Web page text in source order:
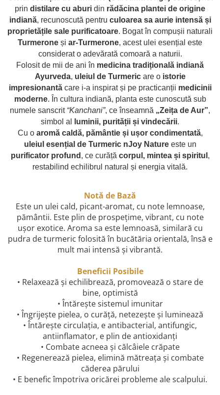
combate Depresia
Imbratiseaza Toamna
Aromele Sarbatorilor de Iarna
Self love* In Asteptarea Soarelui
Pericole_vs_beneficii
prin distilare cu aburi din rădăcina plantei de origine
indiană, recunoscută pentru culoarea sa aurie intensă și
proprietățile sale purificatoare. Bogat în compușii naturali
Turmerone și ar-Turmerone, acest ulei esențial este
considerat o adevărată comoară a naturii.
Folosit de mii de ani în medicina tradițională indiană
Ayurveda, uleiul de Turmericare o istorie
impresionantăcare i-a inspirat și pe practicanții medicinii
moderne. În cultura indiană, planta este cunoscută sub
numele sanscrit “Kanchani”, ce înseamnă „Zeița de Aur”,
simbol al
luminii, purității și vindecării.
Cu o aromă caldă, pământie și ușor condimentată,
uleiul esențial de Turmeric nJoy Natureeste un
purificator profund , ce curăță corpul, mintea și spiritul ,
restabilind echilibrul natural și energia vitală.
Notă de Bază
Este un ulei cald, picant-aromat, cu note lemnoase,
pământii. Este plin de prospețime, vibrant, cu note
ușor exotice. Aroma sa este lemnoasă, similară cu
pudra de turmeric folosită în bucătăria orientală, însă e
mult mai intensă și vibrantă.
Beneficii Posibile
• Relaxează și echilibrează, promovează o stare de
bine, optimistă
• Întărește sistemul imunitar
• Îngrijește pielea, o curăță, netezește și luminează
• Întărește circulația, e antibacterial, antifungic,
antiinflamator, e plin de antioxidanți
• Combate acneea și călcâiele crăpate
• Regenerează pielea, elimină mătreața și combate
căderea părului
• E benefic împotriva oricărei probleme ale scalpului.